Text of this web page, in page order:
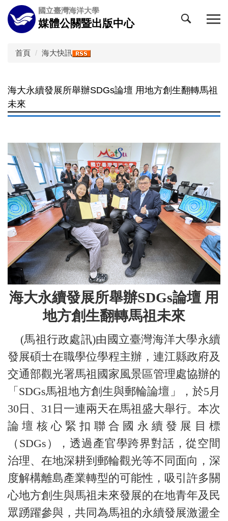
跳
到
主
國立臺灣海洋大學
媒體公關暨出版中心
首頁 海大快訊
海大永續發展所舉辦SDGs論壇 用地方創生翻轉馬祖
未來
海大永續發展所舉辦SDGs論壇 用
地方創生翻轉馬祖未來
(馬祖行政處訊)由國立臺灣海洋大學永續
發展碩士在職學位學程主辦，連江縣政府及
交通部觀光署馬祖國家風景區管理處協辦的
「SDGs馬祖地方創生與郵輪論壇」，於5月
30日、31日一連兩天在馬祖盛大舉行。本次
論壇核心緊扣聯合國永續發展目標
（SDGs），透過產官學跨界對話，從空間
治理、在地深耕到郵輪觀光等不同面向，深
度解構離島產業轉型的可能性，吸引許多關
心地方創生與馬祖未來發展的在地青年及民
眾踴躍參與，共同為馬祖的永續發展激盪全